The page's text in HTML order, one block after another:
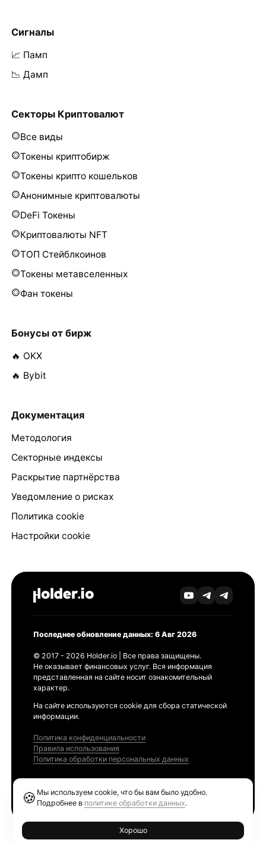
Сигналы
📈 Памп
📉 Дамп
Секторы Криптовалют
Все виды
Токены криптобирж
Токены крипто кошельков
Анонимные криптовалюты
DeFi Токены
Криптовалюты NFT
ТОП Стейблкоинов
Токены метавселенных
Фан токены
Бонусы от бирж
🔥 OKX
🔥 Bybit
Документация
Методология
Секторные индексы
Раскрытие партнёрства
Уведомление о рисках
Политика cookie
Настройки cookie
Последнее обновление данных: 6 Авг 2026
© 2017 - 2026 Holder.io | Все права защищены.
Не оказывает финансовых услуг. Вся информация
представленная на сайте носит ознакомительный
характер.
На сайте используются cookie для сбора статической
информации.
Политика конфиденциальности
Правила использования
Политика обработки персональных данных
🍪 Мы используем cookie, что бы вам было удобно.
Подробнее в политике обработки данных.
Хорошо
Ethereum GAS Tracker